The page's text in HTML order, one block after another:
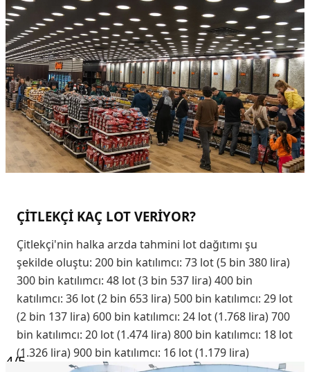
ÇİTLEKÇİ KAÇ LOT VERİYOR?
Çitlekçi'nin halka arzda tahmini lot dağıtımı şu
şekilde oluştu: 200 bin katılımcı: 73 lot (5 bin 380 lira)
300 bin katılımcı: 48 lot (3 bin 537 lira) 400 bin
katılımcı: 36 lot (2 bin 653 lira) 500 bin katılımcı: 29 lot
(2 bin 137 lira) 600 bin katılımcı: 24 lot (1.768 lira) 700
bin katılımcı: 20 lot (1.474 lira) 800 bin katılımcı: 18 lot
(1.326 lira) 900 bin katılımcı: 16 lot (1.179 lira)
4/5